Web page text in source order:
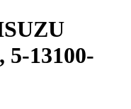
5-13100-